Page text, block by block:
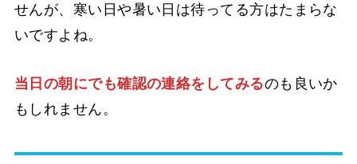
せんが、寒い日や暑い日は待ってる方はたまらな
いですよね。
当日の朝にでも確認の連絡をしてみるのも良いか
もしれません。